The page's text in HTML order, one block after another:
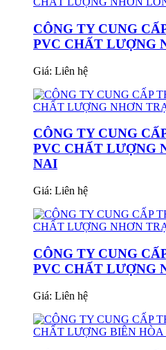
CÔNG TY CUNG
PVC CHẤT LƯỢNG
Giá: Liên hệ
CÔNG TY CUNG
PVC CHẤT LƯỢNG
NAI
Giá: Liên hệ
CÔNG TY CUNG
PVC CHẤT LƯỢNG
Giá: Liên hệ